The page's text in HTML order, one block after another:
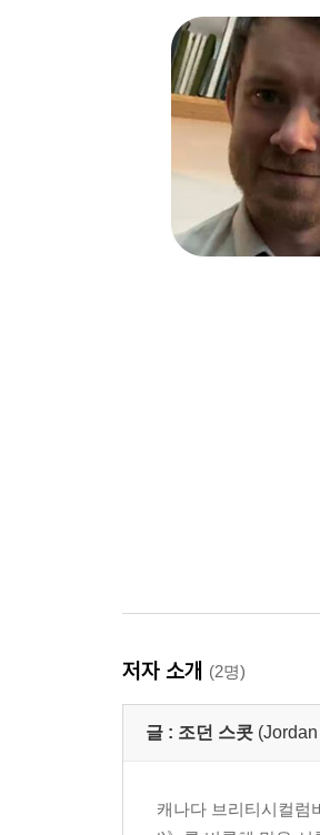
저자 소개 (2명)
글 : 조던 스콧
캐나다 브리티시컬럼